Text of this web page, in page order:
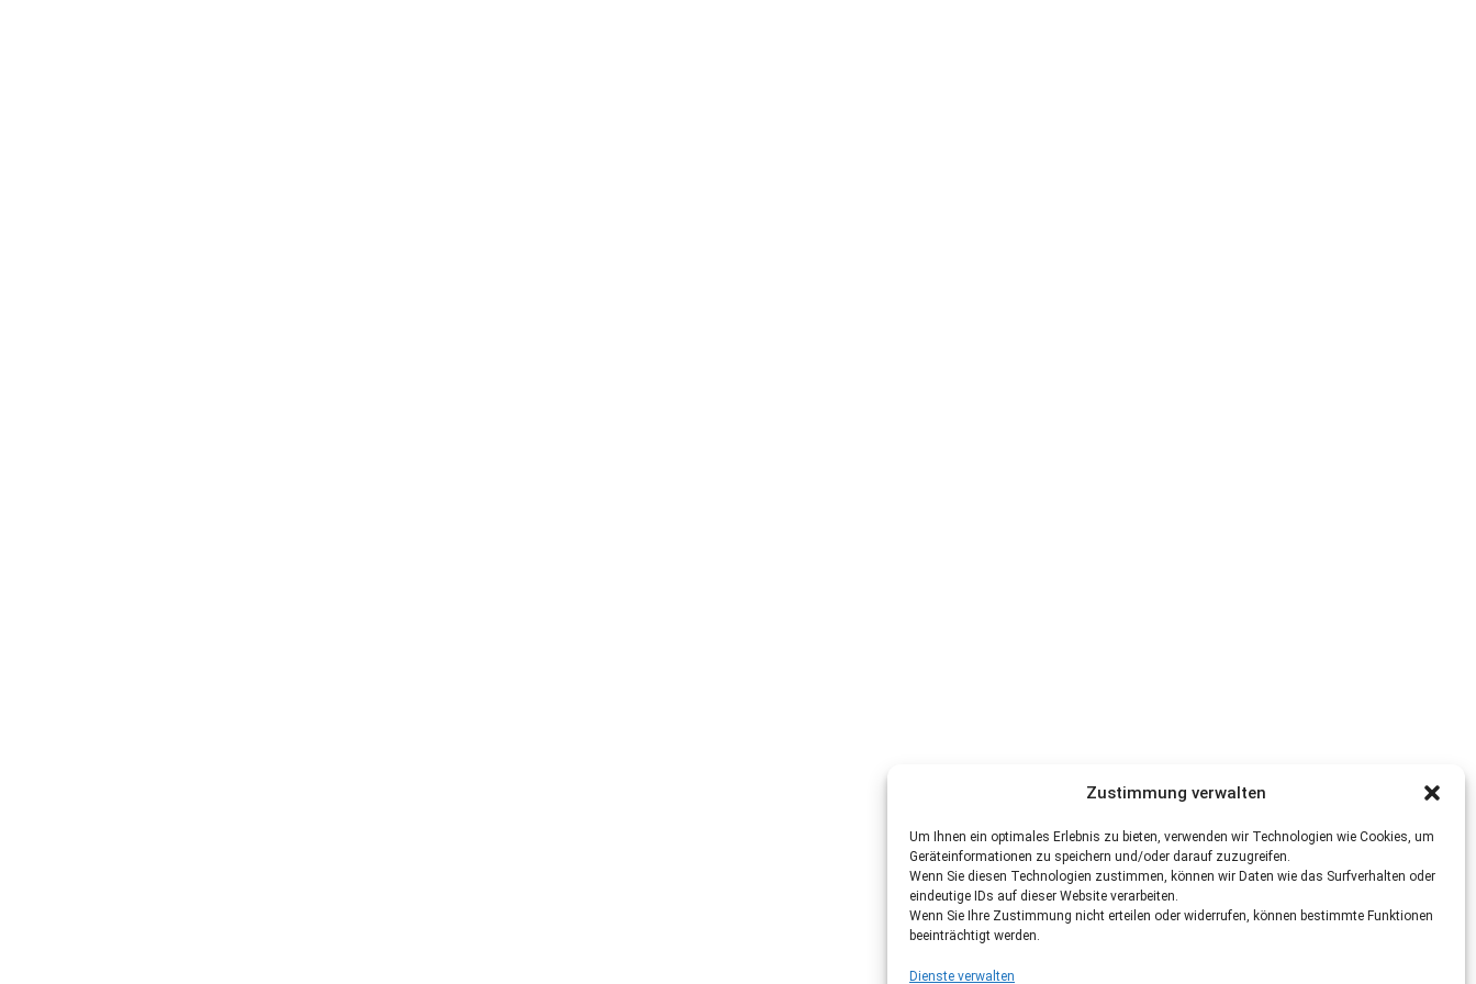
Zustimmung verwalten
Um Ihnen ein optimales Erlebnis zu bieten, verwenden wir Technologien wie Cookies, um
Geräteinformationen zu speichern und/oder darauf zuzugreifen.
Wenn Sie diesen Technologien zustimmen, können wir Daten wie das Surfverhalten oder
eindeutige IDs auf dieser Website verarbeiten.
Wenn Sie Ihre Zustimmung nicht erteilen oder widerrufen, können bestimmte Funktionen
beeinträchtigt werden.
Dienste verwalten